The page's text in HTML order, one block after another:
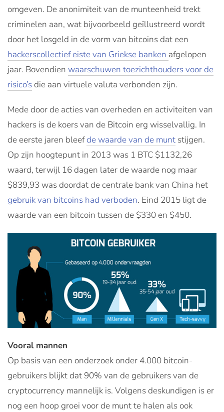
omgeven. De anonimiteit van de munteenheid trekt
criminelen aan, wat bijvoorbeeld geïllustreerd wordt
door het losgeld in de vorm van bitcoins dat een
hackerscollectief eiste van Griekse banken afgelopen
jaar. Bovendien waarschuwen toezichthouders voor de
risico’sdie aan virtuele valuta verbonden zijn.
Mede door de acties van overheden en activiteiten van
hackers is de koers van de Bitcoin erg wisselvallig. In
de eerste jaren bleefde waarde van de munt stijgen.
Op zijn hoogtepunt in 2013 was 1 BTC $1132,26
waard, terwijl 16 dagen later de waarde nog maar
$839,93 was doordat de centrale bank van China het
gebruik van bitcoins had verboden. Eind 2015 ligt de
waarde van een bitcoin tussen de $330 en $450.
Vooral mannen
Op basis van een onderzoek onder 4.000 bitcoin-
gebruikers blijkt dat 90% van de gebruikers van de
cryptocurrency mannelijk is. Volgens deskundigen is er
nog een hoop groei voor de munt te halen als ook